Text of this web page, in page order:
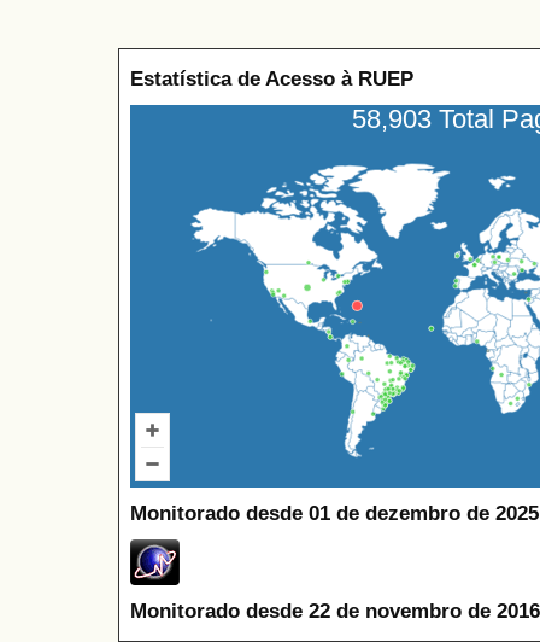
Estatística de Acesso à RUEP
58,903 Total
Monitorado desde 01 de dezembro de
Monitorado desde 22 de novembro de